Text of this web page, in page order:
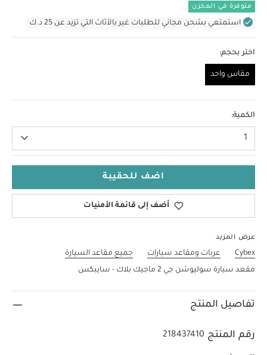
متوفرة في المخزن
استمتعي بشحن مجاني للطلبات غير بالأثاث التي تزيد عن 25 د.ك
اختر بحجم:
مقاس واحد
الكمية:
1
اضف للحقيبة
أضف إلى قائمة الأمنيات
عرض المزيد
Cybex عربات ومقاعد سيارات
جميع مقاعد السيارة
مقعد سيارة سوليوشن جي 2 ماجيك بلاك - سايبكس
تفاصيل المنتج
رقم المنتج 218437410